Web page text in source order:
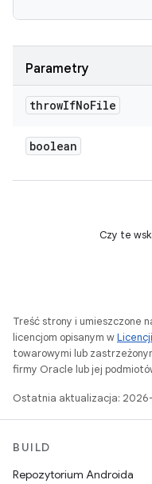
Parametry
throwIfNoFile
boolean
Czy te
Treść strony i umieszczone
licencjom opisanym w
towarowymi lub
firmy Oracle lub jej
Ostatnia aktualizacja:
BUILD
Repozytorium Androida